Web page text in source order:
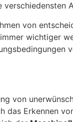
von
wichtiger
von
Erkennen